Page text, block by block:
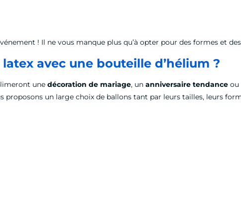
! Il ne vous manque plus qu’à opter pour des formes et
avec une bouteille d’hélium ?
unedécoration de mariage, unanniversaire tendance
proposons un large choix de ballons tant par leurs tailles, leurs